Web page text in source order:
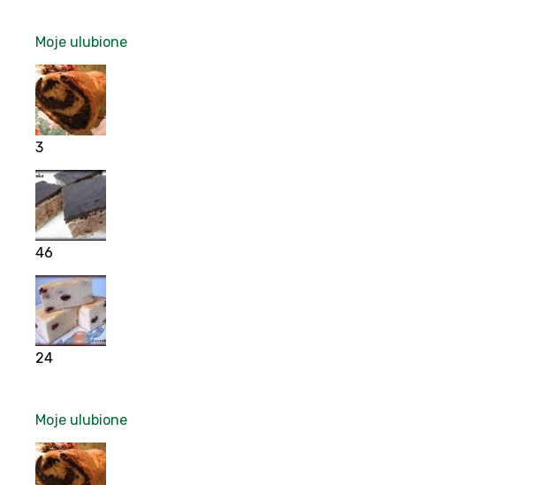
Moje ulubione
3
46
24
Moje ulubione